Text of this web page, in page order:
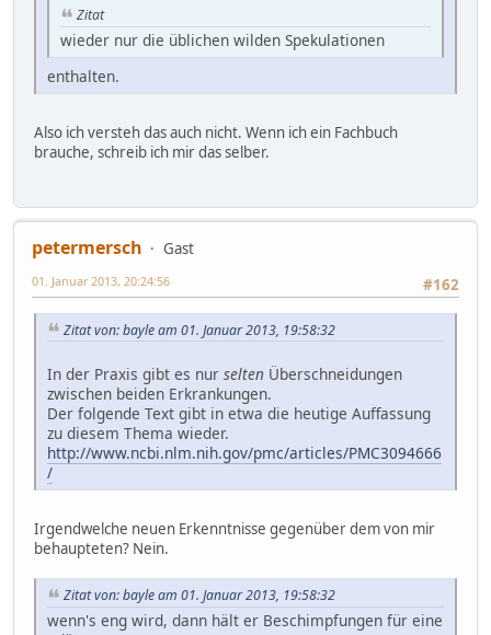
Zitat
wieder nur die üblichen wilden Spekulationen
enthalten.
Also ich versteh das auch nicht. Wenn ich ein Fachbuch
brauche, schreib ich mir das selber.
petermersch
Gast
#162
01. Januar 2013, 20:24:56
Zitat von: bayle am 01. Januar 2013, 19:58:32
In der Praxis gibt es nur selten Überschneidungen
zwischen beiden Erkrankungen.
Der folgende Text gibt in etwa die heutige Auffassung
zu diesem Thema wieder.
http://www.ncbi.nlm.nih.gov/pmc/articles/PMC3094666
/
Irgendwelche neuen Erkenntnisse gegenüber dem von mir
behaupteten? Nein.
Zitat von: bayle am 01. Januar 2013, 19:58:32
wenn's eng wird, dann hält er Beschimpfungen für eine